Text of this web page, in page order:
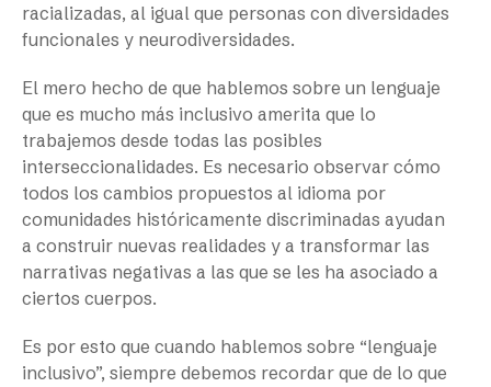
racializadas, al igual que personas con diversidades
funcionales y neurodiversidades.
El mero hecho de que hablemos sobre un lenguaje
que es mucho más inclusivo amerita que lo
trabajemos desde todas las posibles
interseccionalidades. Es necesario observar cómo
todos los cambios propuestos al idioma por
comunidades históricamente discriminadas ayudan
a construir nuevas realidades y a transformar las
narrativas negativas a las que se les ha asociado a
ciertos cuerpos.
Es por esto que cuando hablemos sobre “lenguaje
inclusivo”, siempre debemos recordar que de lo que